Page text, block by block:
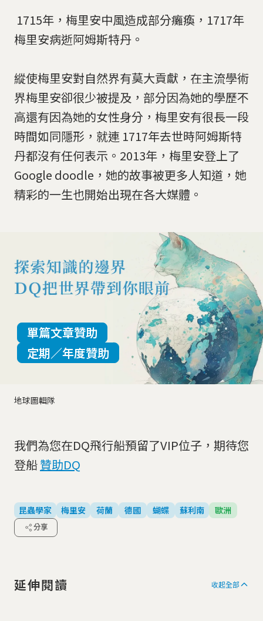
​​​​​​​​​​​​​​ 1715年，梅里安中風造成部分癱瘓，1717年
梅里安病逝阿姆斯特丹。
縱使梅里安對自然界有莫大貢獻，在主流學術
界梅里安卻很少被提及，部分因為她的學歷不
高還有因為她的女性身分，梅里安有很長一段
時間如同隱形，就連 1717年去世時阿姆斯特
丹都沒有任何表示。2013年，梅里安登上了
Google doodle，她的故事被更多人知道，她
精彩的一生也開始出現在各大媒體。
地球圖輯隊
單篇文章贊助
定期／年度贊助
我們為您在DQ飛行船預留了VIP位子，期待您
登船贊助DQ
昆蟲學家 梅里安 荷蘭 德國 蝴蝶 蘇利南 歐洲
分享
延伸閱讀 收起全部